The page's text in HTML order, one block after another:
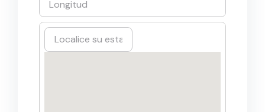
Juguetería y artículos de fiesta
Librerías y papelerías